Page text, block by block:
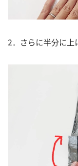
2．さらに半分に上